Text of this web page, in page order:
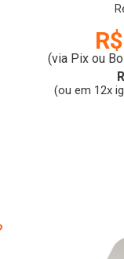
(via Pix ou
(ou em 12x